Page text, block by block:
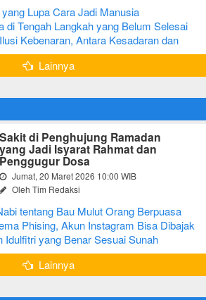
Lupa Cara Jadi Manusia
di Tengah Langkah yang Belum Selesai
Kebenaran, Antara Kesadaran dan
Lainnya
Sakit di Penghujung Ramadan
yang Jadi Isyarat Rahmat dan
Penggugur Dosa
Jumat, 20 Maret 2026 10:00 WIB
Oleh Tim Redaksi
tentang Bau Mulut Orang Berpuasa
Menggangu
Phising, Akun Instagram Bisa Dibajak
Idulfitri yang Benar Sesuai Sunah
Lainnya